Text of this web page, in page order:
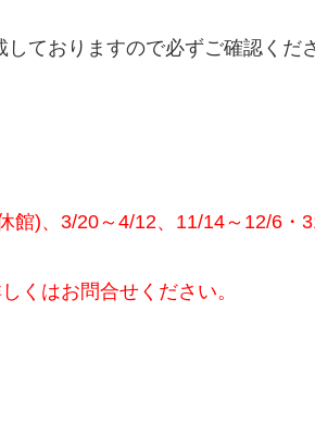
しておりますので必ずご確認くだ
)、3/20～4/12、11/14～12/6・
くはお問合せください。